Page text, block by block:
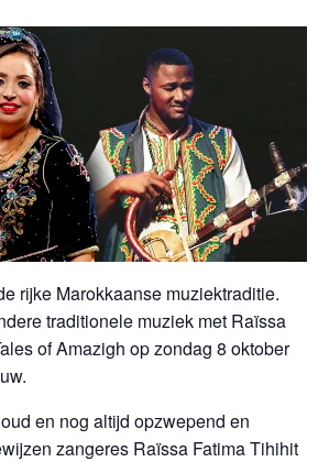
rijke Marokkaanse muziektraditie.
traditionele muziek met Raïssa
of Amazigh op zondag 8 oktober
en nog altijd opzwepend en
zangeres Raïssa Fatima Tihihit